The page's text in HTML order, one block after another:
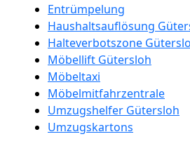
Entrümpelung
Haushaltsauflösung
Halteverbotszone
Möbellift Gütersloh
Möbeltaxi
Möbelmitfahrzentrale
Umzugshelfer Gütersloh
Umzugskartons